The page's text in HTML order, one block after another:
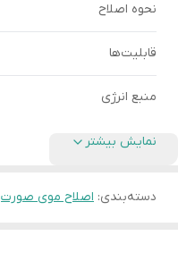
نحوه اصلاح
قابلیت‌ها
منبع انرژی
نمایش بیشتر
دسته‌بندی: اصلاح موی صورت